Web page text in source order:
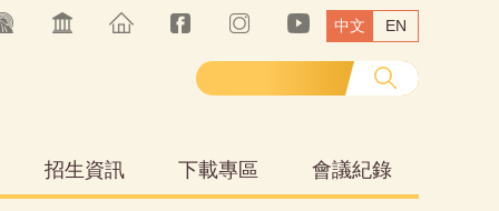
中文 EN
招生資訊 下載專區 會議紀錄